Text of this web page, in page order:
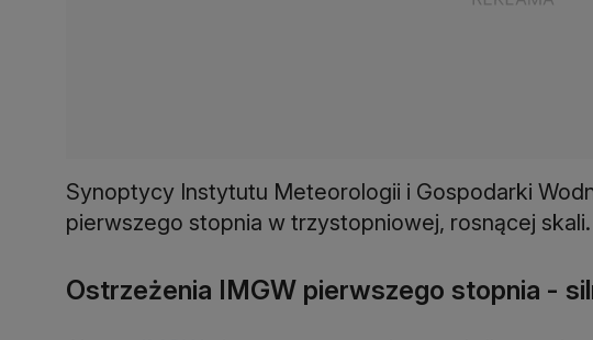
Synoptycy Instytutu Meteorologii i Gospodarki
pierwszego stopnia w trzystopniowej, rosnącej skali.
Ostrzeżenia IMGW pierwszego stopnia -